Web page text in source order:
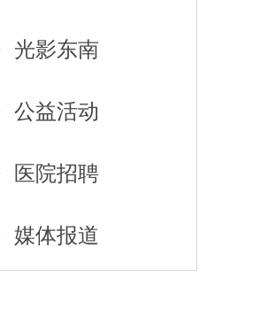
光影东南
公益活动
医院招聘
媒体报道